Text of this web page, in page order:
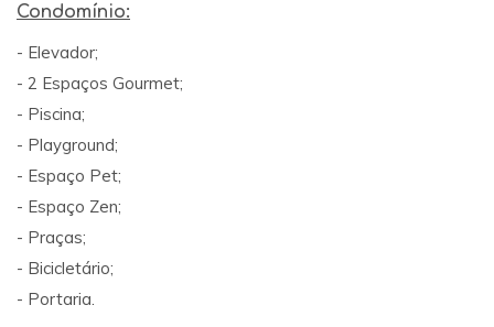
Condomínio:
- Elevador;
- 2 Espaços Gourmet;
- Piscina;
- Playground;
- Espaço Pet;
- Espaço Zen;
- Praças;
- Bicicletário;
- Portaria.